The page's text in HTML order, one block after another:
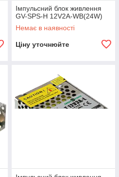
Обираючи
пристрій, ви економите на
Імпульсний блок живлення
GV-SPS-H 12V2A-WB(24W)
Немає в наявності
Ціну уточнюйте